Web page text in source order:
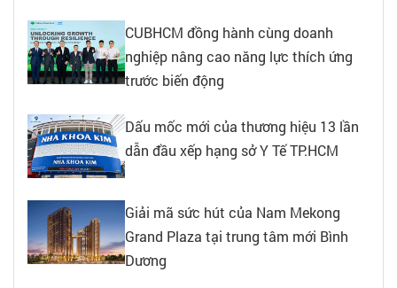
CUBHCM đồng hành cùng doanh
nghiệp nâng cao năng lực thích ứng
trước biến động
Dấu mốc mới của thương hiệu 13 lần
dẫn đầu xếp hạng sở Y Tế TP.HCM
Giải mã sức hút của Nam Mekong
Grand Plaza tại trung tâm mới Bình
Dương